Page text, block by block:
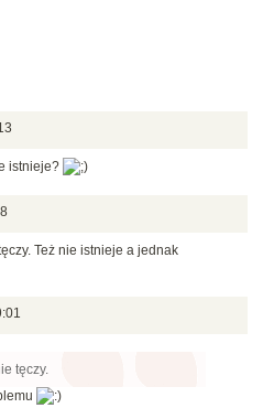
istnieje?
Też nie istnieje a jednak
tęczy.